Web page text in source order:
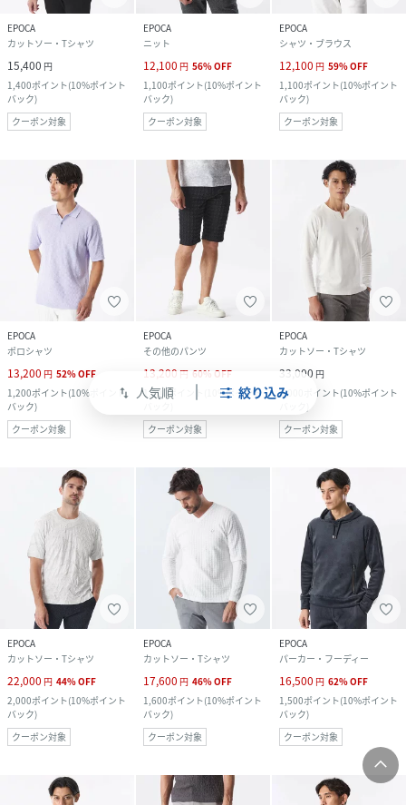
swap_vert 人気順 絞り込み
EPOCA
カットソー・Tシャツ
15,400 円
1,400ポイント(10%ポイント
バック)
クーポン対象
EPOCA
ニット
12,100 円 56%OFF
1,100ポイント(10%ポイント
バック)
クーポン対象
EPOCA
シャツ・ブラウス
12,100 円 59%OFF
1,100ポイント(10%ポイント
バック)
クーポン対象
EPOCA
ポロシャツ
13,200 円 52%OFF
1,200ポイント(10%ポイント
バック)
クーポン対象
EPOCA
その他のパンツ
13,200 円 60% OFF
1,200ポイント
10%ポイント
クーポン対象
EPOCA
カットソー・Tシャツ
33,000 円
3,000
ポイント(10%ポイント
クーポン対象
EPOCA
カットソー・Tシャツ
22,000 円 44%OFF
2,000ポイント(10%ポイント
バック)
クーポン対象
EPOCA
カットソー・Tシャツ
17,600 円 46%OFF
1,600ポイント(10%ポイント
バック)
クーポン対象
EPOCA
パーカー・フーディー
16,500 円 62%OFF
1,500ポイント(10%ポイント
バック)
クーポン対象